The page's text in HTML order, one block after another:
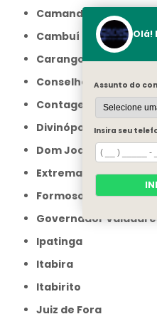
Camanducaia
Cambuí
Carangola
Conselheiro Lafaiete
Contagem
Divinópolis
Dom Joaquim
Extrema
Formoso
Governador
Ipatinga
Itabira
Itabirito
Juiz de Fora
Olá!
Assunto do
Insira seu